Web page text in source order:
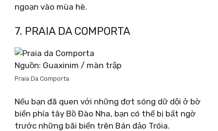
ngoạn vào mùa hè.
7. PRAIA DA COMPORTA
Nguồn: Guaxinim / màn trập
Praia Da Comporta
Nếu bạn đã quen với những đợt sóng dữ dội ở bờ
biển phía tây Bồ Đào Nha, bạn có thể bị bất ngờ
trước những bãi biển trên Bán đảo Tróia.